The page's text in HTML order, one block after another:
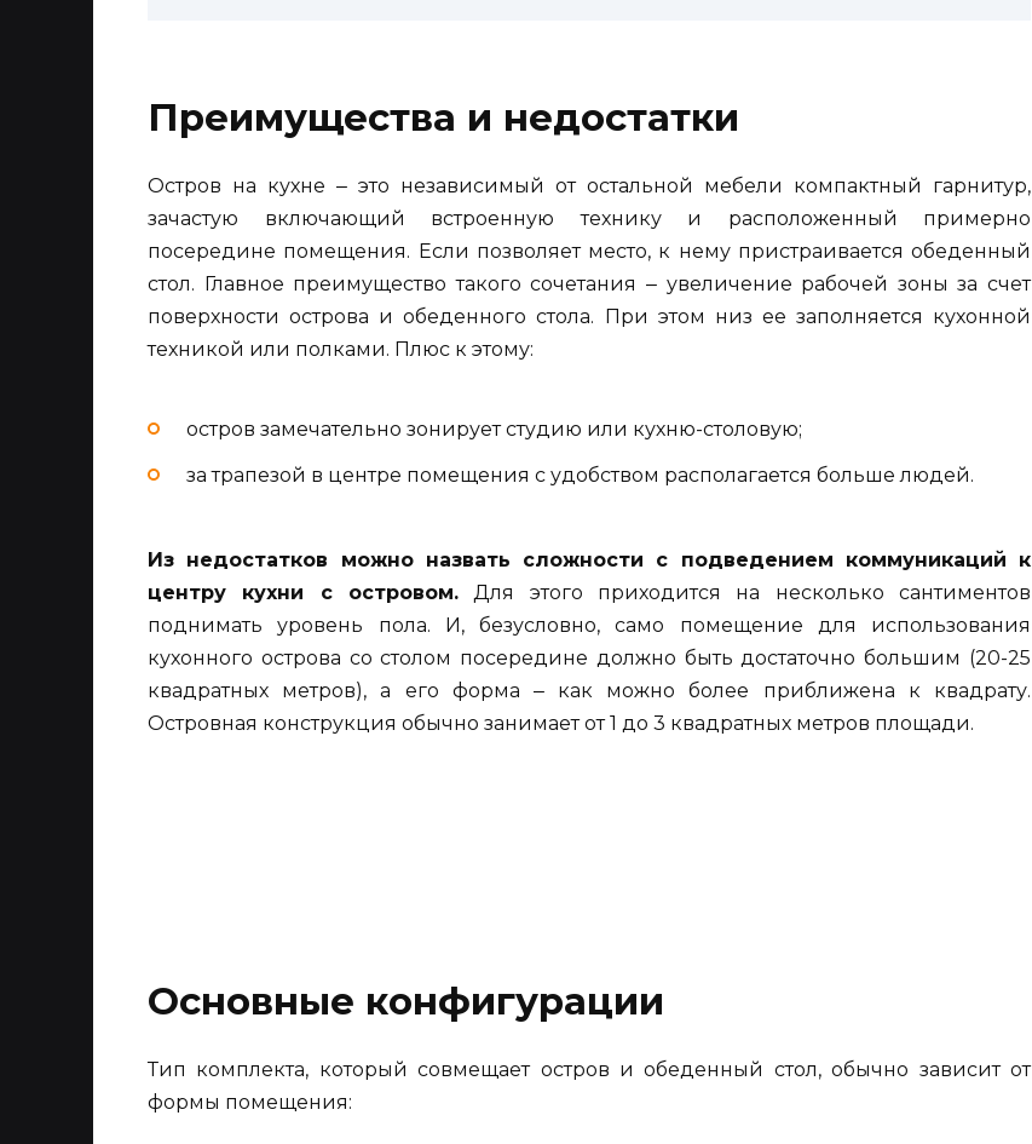
Преимущества и недостатки
Остров на кухне ‒ это независимый от остальной мебели компактный гарнитур,
зачастую включающий встроенную технику и расположенный примерно
посередине помещения. Если позволяет место, к нему пристраивается обеденный
стол. Главное преимущество такого сочетания ‒ увеличение рабочей зоны за счет
поверхности острова и обеденного стола. При этом низ ее заполняется кухонной
техникой или полками. Плюс к этому:
остров замечательно зонирует студию или кухню-столовую;
за трапезой в центре помещения с удобством располагается больше людей.
Из недостатков можно назвать сложности с подведением коммуникаций к
центру кухни с островом. Для этого приходится на несколько сантиментов
поднимать уровень пола. И, безусловно, само помещение для использования
кухонного острова со столом посередине должно быть достаточно большим (20-25
квадратных метров), а его форма ‒ как можно более приближена к квадрату.
Островная конструкция обычно занимает от 1 до 3 квадратных метров площади.
Основные конфигурации
Тип комплекта, который совмещает остров и обеденный стол, обычно зависит от
формы помещения: